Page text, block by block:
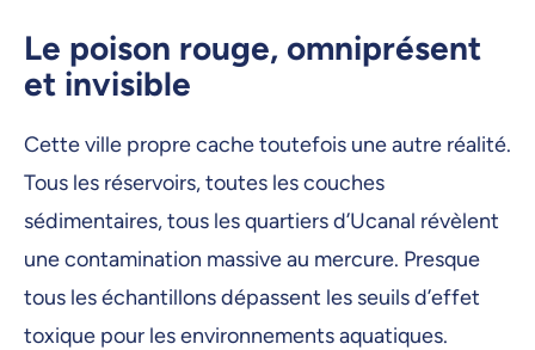
Le poison rouge, omniprésent
et invisible
Cette ville propre cache toutefois une autre réalité.
Tous les réservoirs, toutes les couches
sédimentaires, tous les quartiers d’Ucanal révèlent
une contamination massive au mercure. Presque
tous les échantillons dépassent les seuils d’effet
toxique pour les environnements aquatiques.